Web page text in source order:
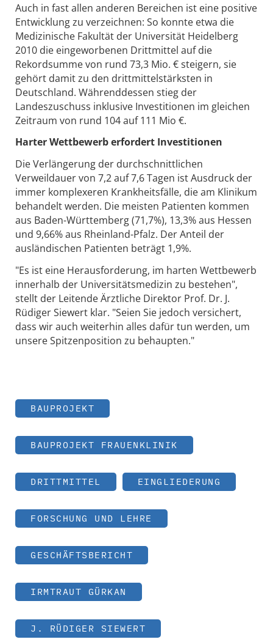
Auch in fast allen anderen Bereichen ist eine positive
Entwicklung zu verzeichnen: So konnte etwa die
Medizinische Fakultät der Universität Heidelberg
2010 die eingeworbenen Drittmittel auf die
Rekordsumme von rund 73,3 Mio. € steigern, sie
gehört damit zu den drittmittelstärksten in
Deutschland. Währenddessen stieg der
Landeszuschuss inklusive Investitionen im gleichen
Zeitraum von rund 104 auf 111 Mio €.
Harter Wettbewerb erfordert Investitionen
Die Verlängerung der durchschnittlichen
Verweildauer von 7,2 auf 7,6 Tagen ist Ausdruck der
immer komplexeren Krankheitsfälle, die am Klinikum
behandelt werden. Die meisten Patienten kommen
aus Baden-Württemberg (71,7%), 13,3% aus Hessen
und 9,66% aus Rheinland-Pfalz. Der Anteil der
ausländischen Patienten beträgt 1,9%.
"Es ist eine Herausforderung, im harten Wettbewerb
innerhalb der Universitätsmedizin zu bestehen",
stellt der Leitende Ärztliche Direktor Prof. Dr. J.
Rüdiger Siewert klar. "Seien Sie jedoch versichert,
dass wir auch weiterhin alles dafür tun werden, um
unsere Spitzenposition zu behaupten."
BAUPROJEKT
BAUPROJEKT FRAUENKLINIK
DRITTMITTEL EINGLIEDERUNG
FORSCHUNG UND LEHRE
GESCHÄFTSBERICHT
IRMTRAUT GÜRKAN
J. RÜDIGER SIEWERT